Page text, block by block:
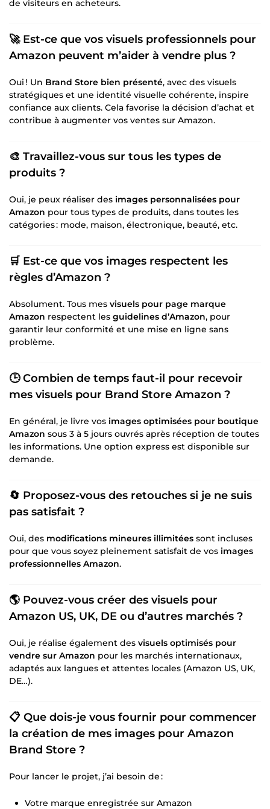
de visiteurs en acheteurs.
🚀 Est-ce que vos visuels professionnels pour
Amazon peuvent m’aider à vendre plus ?
Oui ! Un Brand Store bien présenté, avec des visuels
stratégiques et une identité visuelle cohérente, inspire
confiance aux clients. Cela favorise la décision d’achat et
contribue à augmenter vos ventes sur Amazon.
🎨 Travaillez-vous sur tous les types de
produits ?
Oui, je peux réaliser des images personnalisées pour
Amazon pour tous types de produits, dans toutes les
catégories : mode, maison, électronique, beauté, etc.
🛒 Est-ce que vos images respectent les
règles d’Amazon ?
Absolument. Tous mes visuels pour page marque
Amazon respectent les guidelines d’Amazon, pour
garantir leur conformité et une mise en ligne sans
problème.
🕒 Combien de temps faut-il pour recevoir
mes visuels pour Brand Store Amazon ?
En général, je livre vos images optimisées pour boutique
Amazon sous 3 à 5 jours ouvrés après réception de toutes
les informations. Une option express est disponible sur
demande.
🔄 Proposez-vous des retouches si je ne suis
pas satisfait ?
Oui, des modifications mineures illimitées sont incluses
pour que vous soyez pleinement satisfait de vos images
professionnelles Amazon.
🌎 Pouvez-vous créer des visuels pour
Amazon US, UK, DE ou d’autres marchés ?
Oui, je réalise également des visuels optimisés pour
vendre sur Amazon pour les marchés internationaux,
adaptés aux langues et attentes locales (Amazon US, UK,
DE…).
📋 Que dois-je vous fournir pour commencer
la création de mes images pour Amazon
Brand Store ?
Pour lancer le projet, j’ai besoin de :
Votre marque enregistrée sur Amazon